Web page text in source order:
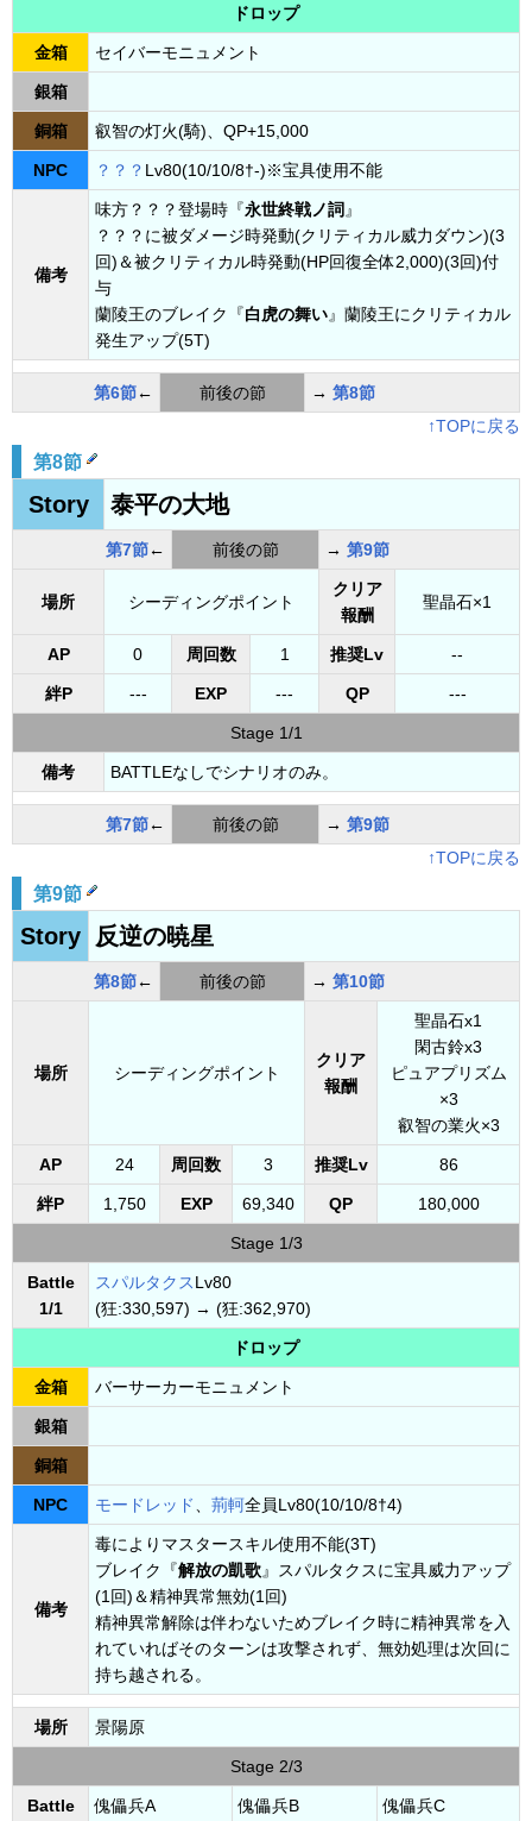
ドロップ
金箱 セイバーモニュメント
銀箱
銅箱 叡智の灯火(騎)、QP+15,000
NPC ？？？ Lv80(10/10/8†-)※宝具使用不能
備考
味方？？？登場時『永世終戦ノ詞 』
？？？に被ダメージ時発動(クリティカル威力ダウン)(3
回)＆被クリティカル時発動(HP回復全体2,000)(3回)付
与
蘭陵王のブレイク『白虎の舞い』蘭陵王にクリティカル
発生アップ(5T)
第6節← 前後の節 → 第8節
↑TOPに戻る
第8節
Story 泰平の大地
第7節← 前後の節 → 第9節
場所 シーディングポイント
クリア
報酬
聖晶石×1
AP 0 周回数 1 推奨Lv --
絆P --- EXP --- QP ---
Stage 1/1
備考 BATTLEなしでシナリオのみ。
第7節← 前後の節 → 第9節
↑TOPに戻る
第9節
Story 反逆の暁星
第8節← 前後の節 → 第10節
場所 シーディングポイント
クリア
報酬
聖晶石x1
閑古鈴x3
ピュアプリズム
×3
叡智の業火×3
AP 24 周回数 3 推奨Lv 86
絆P 1,750 EXP 69,340 QP 180,000
Stage 1/3
Battle
1/1
スパルタクスLv80
(狂:330,597) → (狂:362,970)
ドロップ
金箱 バーサーカーモニュメント
銀箱
銅箱
NPC モードレッド 荊軻全員Lv80(10/10/8†4)
備考
毒によりマスタースキル使用不能(3T)
ブレイク『解放の凱歌』スパルタクスに宝具威力アップ
(1回)＆精神異常無効(1回)
精神異常解除は伴わないためブレイク時に精神異常を入
れていればそのターンは攻撃されず、無効処理は次回に
持ち越される。
場所 景陽原
Stage 2/3
Battle
傀儡兵A
傀儡兵B
傀儡兵C